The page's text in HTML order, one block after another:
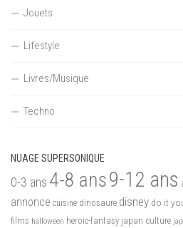
Jouets
Lifestyle
Livres/Musique
Techno
NUAGE SUPERSONIQUE
0-3 ans 4-8 ans9-12 ans
annonce cuisine dinosaure disney do it
films halloween heroic-fantasy japan culture